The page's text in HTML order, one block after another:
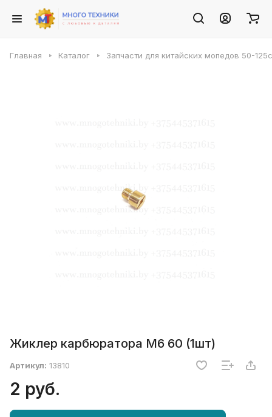
Главная Каталог Запчасти для китайских мопедов 50-
Жиклер карбюратора М6 60 (1шт)
Артикул: 13810
2 руб.